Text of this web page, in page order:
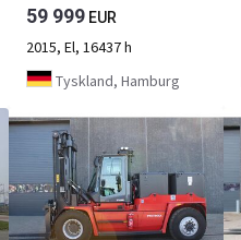
59 999EUR
2015, El, 16437 h
Tyskland, Hamburg